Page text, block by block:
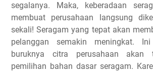
segalanya. Maka, keberadaan
membuat perusahaan langsung
sekali! Seragam yang tepat akan
pelanggan semakin meningkat.
buruknya citra perusahaan akan
pemilihan bahan dasar seragam.